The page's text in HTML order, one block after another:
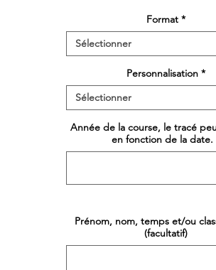
Format *
Sélectionner
Personnalisation *
Sélectionner
Année de la course, le tracé
en fonction de la date.
Prénom, nom, temps et/ou
(facultatif)